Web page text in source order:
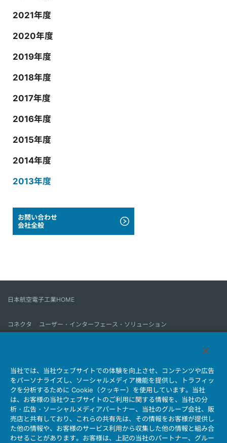
2021年度
2020年度
2019年度
2018年度
2017年度
2016年度
2015年度
2014年度
2013年度
お問い合わせ
会社全般
日本航空電子工業HOME
コネクタ
ユーザー・インターフェース・ソリューション
会社情報 サステナビリティ IR情報 採用情報
会社情報新着一覧
製品情報新着一覧
サイトマップ お問い合わせ
個人情報保護ポリシー
JAE Cookie Policy
ウェブアクセシビリティ方針
マイナンバー情報保護ポリシー
当社では、当社ウェブサイトでの体験を向上させ、コンテンツや広告
をパーソナライズし、ソーシャルメディア機能を提供し、トラフィッ
クを分析するために Cookie（クッキー）を使用しています。当社
は、お客様の当社ウェブサイトのご利用に関する情報を、当社の分
析・広告・ソーシャルメディアパートナー、当社のグループ会社、販
売店と共有しており、これらの共有先は、その情報をお客様が提供し
た他の情報や、お客様のサービス利用から収集した他の情報と組み合
わせることがあります。お客様は、上記の当社のパートナー、グルー